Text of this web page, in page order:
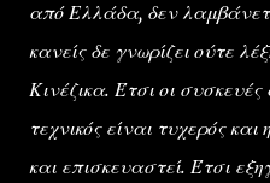
από Ελλάδα, δεν
κανείς δε γνωρίζει ούτε
Κινέζικα. Έτσι οι
τεχνικός είναι τυχερός
και επισκευαστεί. Έτσι